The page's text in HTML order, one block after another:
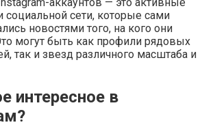
аккаунтов — это активные
социальной сети, которые сами
новостями того, на кого они
могут быть как профили рядовых
так и звезд различного масштаба и
интересное в